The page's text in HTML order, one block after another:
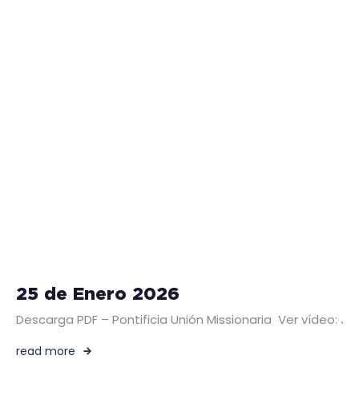
25 de Enero 2026
Descarga PDF – Pontificia Unión Missionaria Ver vídeo:
read more